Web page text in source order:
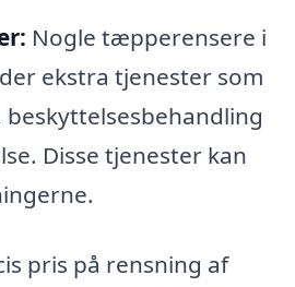
Nogle tæpperensere i
ekstra tjenester som
Disse tjenester kan
pris på rensning af